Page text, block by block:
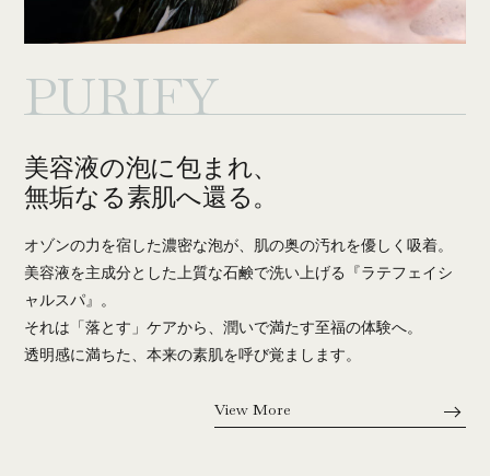
PURIFY
美容液の泡に包まれ、
無垢なる素肌へ還る。
オゾンの力を宿した濃密な泡が、肌の奥の汚れを優しく吸着。
美容液を主成分とした上質な石鹸で洗い上げる『ラテフェイシ
ャルスパ』。
それは「落とす」ケアから、潤いで満たす至福の体験へ。
透明感に満ちた、本来の素肌を呼び覚まします。
View More